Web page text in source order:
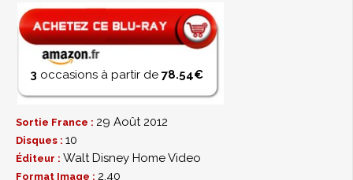
3 occasions à partir de 78.54€
Sortie France : 29 Août 2012
Disques : 10
Éditeur : Walt Disney Home Video
Format Image : 2.40